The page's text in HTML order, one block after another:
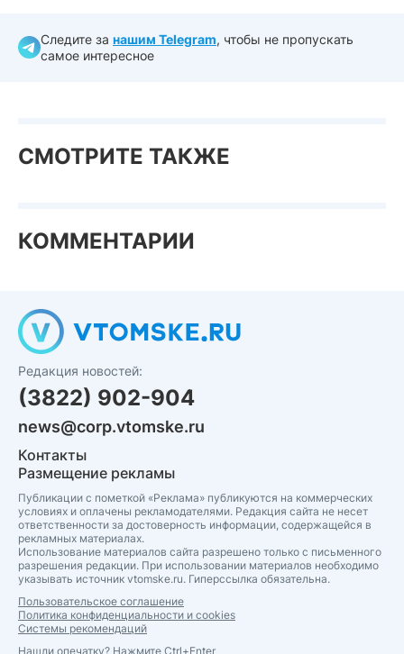
Следите за нашим Telegram, чтобы не пропускать
самое интересное
СМОТРИТЕ ТАКЖЕ
КОММЕНТАРИИ
Редакция новостей:
(3822) 902-904
news@corp.vtomske.ru
Контакты
Размещение рекламы
Публикации с пометкой «Реклама» публикуются на коммерческих
условиях и оплачены рекламодателями. Редакция сайта не несет
ответственности за достоверность информации, содержащейся в
рекламных материалах.
Использование материалов сайта разрешено только с письменного
разрешения редакции. При использовании материалов необходимо
указывать источник vtomske.ru. Гиперссылка обязательна.
Пользовательское соглашение
Политика конфиденциальности и cookies
Системы рекомендаций
Нашли опечатку? Нажмите Ctrl+Enter